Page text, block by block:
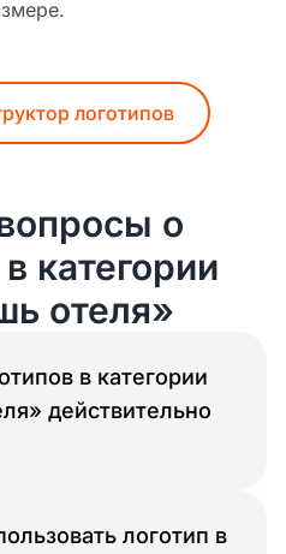
логотипов
о
категории
отеля»
в категории
действительно
логотип в